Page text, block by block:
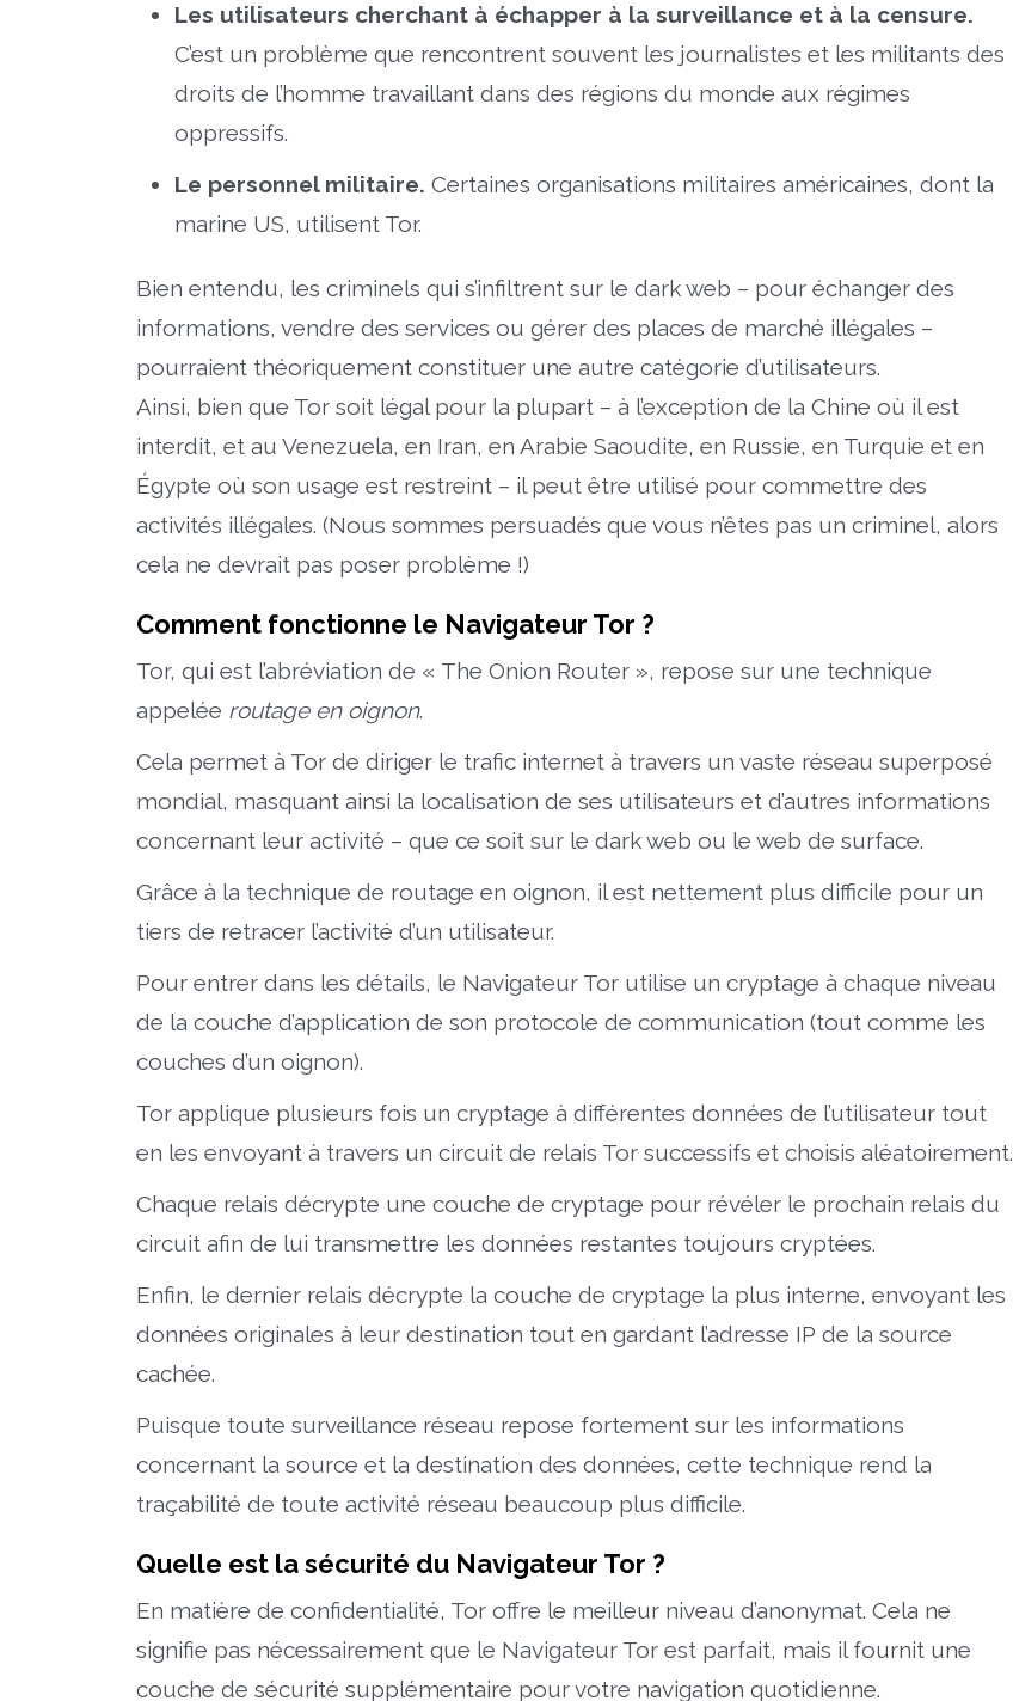
Les utilisateurs cherchant à échapper à la surveillance et à la censure.
C’est un problème que rencontrent souvent les journalistes et les militants des
droits de l’homme travaillant dans des régions du monde aux régimes
oppressifs.
Le personnel militaire. Certaines organisations militaires américaines, dont la
marine US, utilisent Tor.
Bien entendu, les criminels qui s’infiltrent sur le dark web – pour échanger des
informations, vendre des services ou gérer des places de marché illégales –
pourraient théoriquement constituer une autre catégorie d’utilisateurs.
Ainsi, bien que Tor soit légal pour la plupart – à l’exception de la Chine où il est
interdit, et au Venezuela, en Iran, en Arabie Saoudite, en Russie, en Turquie et en
Égypte où son usage est restreint – il peut être utilisé pour commettre des
activités illégales. (Nous sommes persuadés que vous n’êtes pas un criminel, alors
cela ne devrait pas poser problème !)
Comment fonctionne le Navigateur Tor ?
Tor, qui est l’abréviation de « The Onion Router », repose sur une technique
appelée routage en oignon.
Cela permet à Tor de diriger le trafic internet à travers un vaste réseau superposé
mondial, masquant ainsi la localisation de ses utilisateurs et d’autres informations
concernant leur activité – que ce soit sur le dark web ou le web de surface.
Grâce à la technique de routage en oignon, il est nettement plus difficile pour un
tiers de retracer l’activité d’un utilisateur.
Pour entrer dans les détails, le Navigateur Tor utilise un cryptage à chaque niveau
de la couche d’application de son protocole de communication (tout comme les
couches d’un oignon).
Tor applique plusieurs fois un cryptage à différentes données de l’utilisateur tout
en les envoyant à travers un circuit de relais Tor successifs et choisis aléatoirement.
Chaque relais décrypte une couche de cryptage pour révéler le prochain relais du
circuit afin de lui transmettre les données restantes toujours cryptées.
Enfin, le dernier relais décrypte la couche de cryptage la plus interne, envoyant les
données originales à leur destination tout en gardant l’adresse IP de la source
cachée.
Puisque toute surveillance réseau repose fortement sur les informations
concernant la source et la destination des données, cette technique rend la
traçabilité de toute activité réseau beaucoup plus difficile.
Quelle est la sécurité du Navigateur Tor ?
En matière de confidentialité, Tor offre le meilleur niveau d’anonymat. Cela ne
signifie pas nécessairement que le Navigateur Tor est parfait, mais il fournit une
couche de sécurité supplémentaire pour votre navigation quotidienne.